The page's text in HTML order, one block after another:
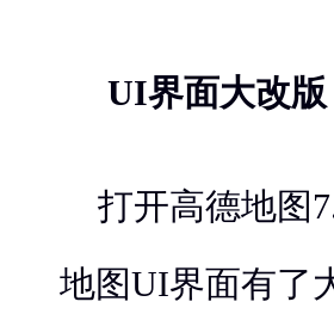
UI界面大改
打开高德地图
地图UI界面有了